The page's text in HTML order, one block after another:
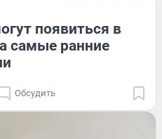
появиться в
самые ранние
Обсудить